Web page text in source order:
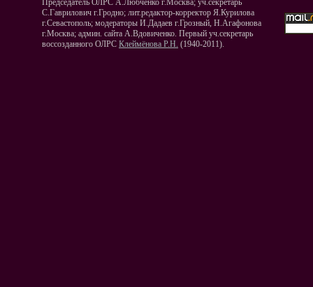
Председатель ОЛРС А.Любченко г.Москва; уч.секретарь
С.Гаврилович г.Гродно; лит.редактор-корректор Я.Курилова
г.Севастополь; модераторы И.Дадаев г.Грозный, Н.Агафонова
г.Москва; админ. сайта А.Вдовиченко. Первый уч.секретарь
воссозданного ОЛРС Клеймёнова Р.Н. (1940-2011).